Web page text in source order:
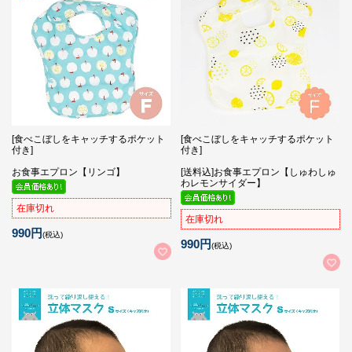
[食べこぼしをキャッチするポケット
付き]
お食事エプロン【リンゴ】
在庫切れ
990円(税込)
[食べこぼしをキャッチするポケット
付き]
[送料込]お食事エプロン【しゅわしゅ
わレモンサイダー】
在庫切れ
990円(税込)